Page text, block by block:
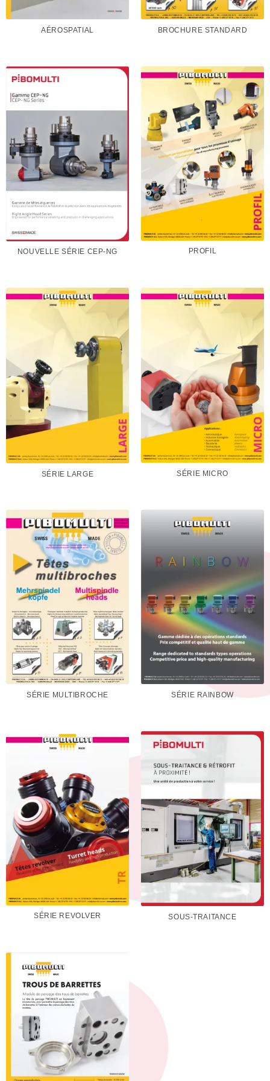
AÉROSPATIAL BROCHURE STANDARD
NOUVELLE SÉRIE CEP-NG PROFIL
SÉRIE LARGE SÉRIE MICRO
SÉRIE MULTIBROCHE SÉRIE RAINBOW
SÉRIE REVOLVER SOUS-TRAITANCE